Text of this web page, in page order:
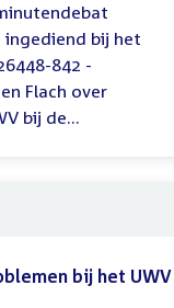
bij het
842 -
Flach over
bij de...
bij het UWV